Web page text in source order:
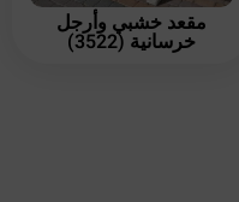
مقعد خشبي وأرجل
خرسانية (3522)